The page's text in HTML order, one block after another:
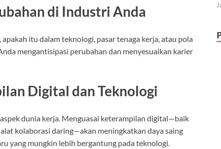
di Industri Anda
itu dalam teknologi, pasar tenaga kerja, atau pola
mengantisipasi perubahan dan menyesuaikan karier
Digital dan Teknologi
dunia kerja. Menguasai keterampilan digital—baik
kolaborasi daring—akan meningkatkan daya saing
yang mungkin lebih bergantung pada teknologi.